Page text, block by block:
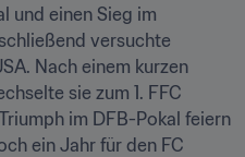
und einen Sieg im
versuchte
Nach einem kurzen
sie zum 1. FFC
im DFB-Pokal feiern
ein Jahr für den FC